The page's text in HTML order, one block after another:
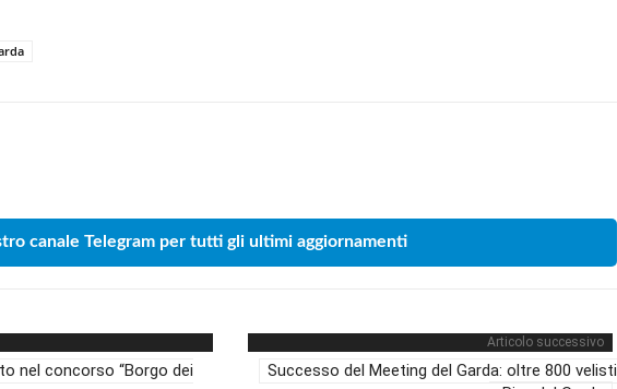
canale Telegram per tutti gli ultimi aggiornamenti
nel concorso “Borgo dei
Articolo successivo
Successo del Meeting del Garda: oltre 800 velisti